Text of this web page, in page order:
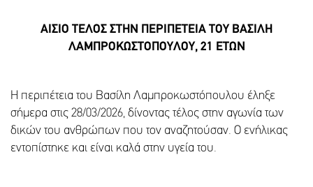
ΑΙΣΙΟ ΤΕΛΟΣ ΣΤΗΝ ΠΕΡΙΠΕΤΕΙΑ ΤΟΥ ΒΑΣΙΛΗ
ΛΑΜΠΡΟΚΩΣΤΟΠΟΥΛΟΥ, 21 ΕΤΩΝ
Η περιπέτεια του Βασίλη Λαμπροκωστόπουλου έληξε
σήμερα στις 28/03/2026, δίνοντας τέλος στην αγωνία των
δικών του ανθρώπων που τον αναζητούσαν. Ο ενήλικας
εντοπίστηκε και είναι καλά στην υγεία του.